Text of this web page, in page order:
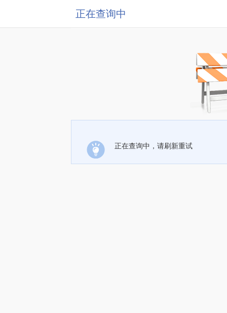
正在查询中
正在查询中，请刷新重试